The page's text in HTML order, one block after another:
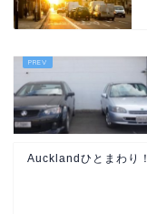
Aucklandひとまわり！